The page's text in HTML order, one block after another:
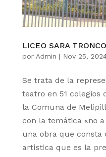
LICEO SARA
por Admin | Nov 25,
Se trata de la
teatro en 51 colegios
la Comuna de
con la temática «no
una obra que consta
artística que es la